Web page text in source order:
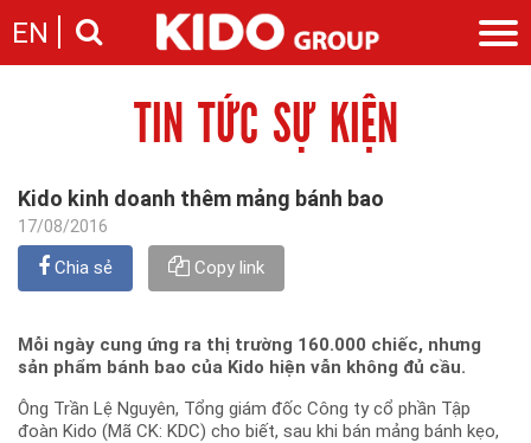
EN
Câu chuyện KIDO
Cam kết của KIDO
Nhà sáng lập
Ngành bánh
Tin tức
Tin tức & sự kiện
Thông cáo báo chí của tập đoàn
Nhà đầu tư
Thông điệp
Thông tin cổ phần
Các công ty thành viên
Liên hệ
Liên hệ
Giới thiệu
TIN TỨC SỰ KIỆN
Kido kinh doanh thêm mảng bánh bao
17/08/2016
Chia sẻ Copy link
Mỗi ngày cung ứng ra thị trường 160.000 chiếc, nhưng
sản phẩm bánh bao của Kido hiện vẫn không đủ cầu.
Ông Trần Lệ Nguyên, Tổng giám đốc Công ty cổ phần Tập
đoàn Kido (Mã CK: KDC) cho biết, sau khi bán mảng bánh kẹo,